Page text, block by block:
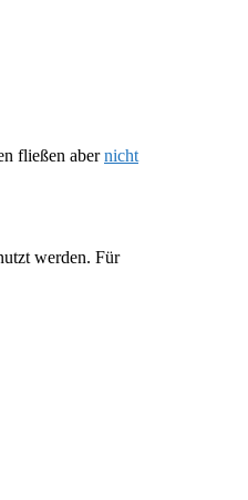
fließen abernicht
werden. Für